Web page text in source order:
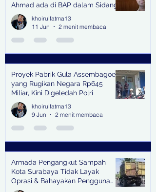
Ahmad ada di BAP dalam Sidang
khoirulfatma13
11 Jun
2 menit membaca
Proyek Pabrik Gula Assembagoes
yang Rugikan Negara Rp645
Miliar, Kini Digeledah Polri
khoirulfatma13
9 Jun
2 menit membaca
Armada Pengangkut Sampah
Kota Surabaya Tidak Layak
Oprasi & Bahayakan Pengguna
Jalan